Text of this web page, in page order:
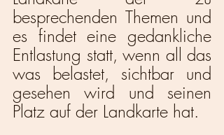
besprechenden Themen und
es findet eine gedankliche
Entlastung statt, wenn all das
was belastet, sichtbar und
gesehen wird und seinen
Platz auf der Landkarte hat.